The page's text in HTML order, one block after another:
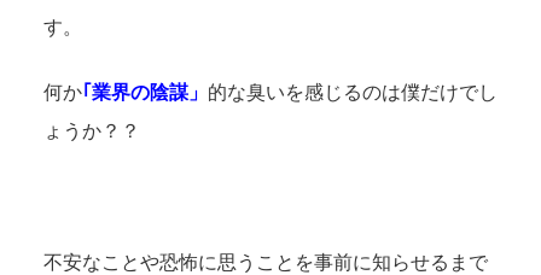
す。
何か｢業界の陰謀」 的な臭いを感じるのは僕だけでし
ょうか？？
不安なことや恐怖に思うことを事前に知らせるまで